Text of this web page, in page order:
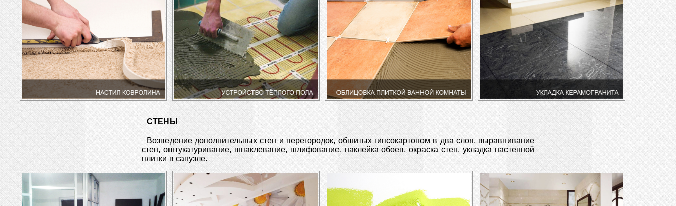
СТЕНЫ
Возведение дополнительных стен и перегородок, обшитых гипсокартоном в два слоя, выравнивание
стен, оштукатуривание, шпаклевание, шлифование, наклейка обоев, окраска стен, укладка настенной
плитки в санузле.